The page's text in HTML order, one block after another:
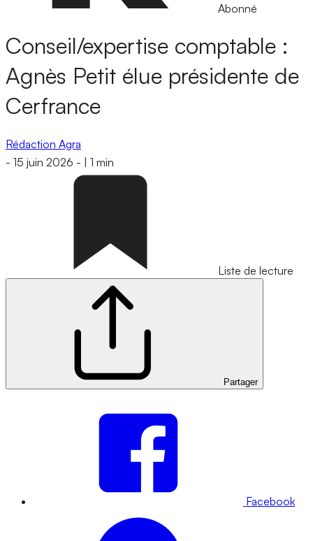
Abonné
Conseil/expertise comptable :
Agnès Petit élue présidente de
Cerfrance
Rédaction Agra
- 15 juin 2026 - 1 min
Liste de lecture
Partager
Facebook